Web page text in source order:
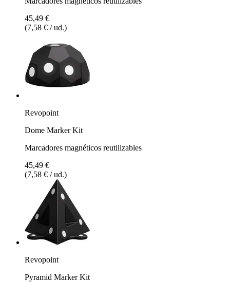
45,49 €
(7,58 € / ud.)
Revopoint
Dome Marker Kit
Marcadores magnéticos reutilizables
45,49 €
(7,58 € / ud.)
Revopoint
Pyramid Marker Kit